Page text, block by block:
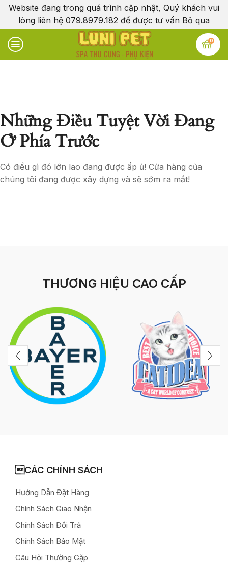
Website đang trong quá trình cập nhật, Quý khách vui
lòng liên hệ 079.8979.182 để được tư vấn Bỏ qua
0
Những Điều Tuyệt Vời Đang
Ở Phía Trước
Có điều gì đó lớn lao đang được ấp ủ! Cửa hàng của
chúng tôi đang được xây dựng và sẽ sớm ra mắt!
THƯƠNG HIỆU CAO CẤP
CÁC CHÍNH SÁCH
Hướng Dẫn Đặt Hàng
Chính Sách Giao Nhận
Chính Sách Đổi Trả
Chính Sách Bảo Mật
Câu Hỏi Thường Gặp